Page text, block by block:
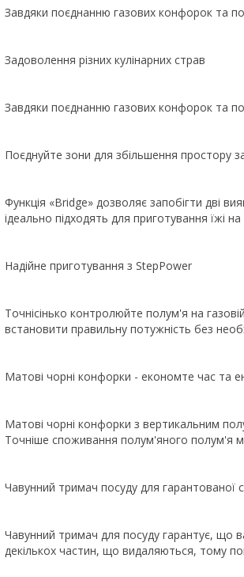
Завдяки поєднанню газових конфорок та
Задоволення різних кулінарних страв
Завдяки поєднанню газових конфорок та
Поєднуйте зони для збільшення простору
Функція «Bridge» дозволяє запобігти дві
ідеально підходять для приготування їжі
Надійне приготування з StepPower
Точнісінько контролюйте полум'я на
встановити правильну потужність без
Матові чорні конфорки - економте час та
Матові чорні конфорки з вертикальним
Точніше споживання полум'яного полум'я
Чавунний тримач посуду для гарантованої
Чавунний тримач для посуду гарантує, що
декількох частин, що видаляються, тому